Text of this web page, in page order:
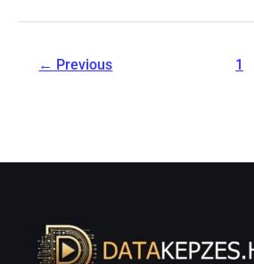
← Previous 1